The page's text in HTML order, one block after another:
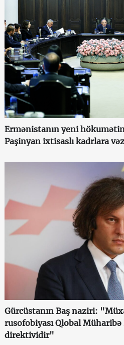
Ermənistanın yeni
Paşinyan ixtisaslı kadrlara
Gürcüstanın Baş naziri:
rusofobiyası Qlobal Müharibə
direktividir"